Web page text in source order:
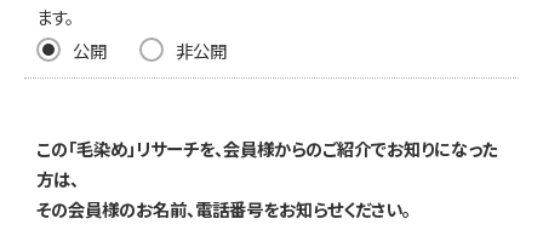
ます。
公開
非公開
この「毛染め」リサーチを、会員様からのご紹介でお知りになった
方は、
その会員様のお名前、電話番号をお知らせください。